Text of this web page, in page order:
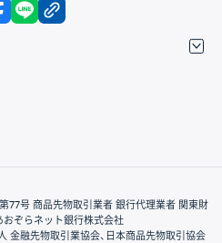
77号 商品先物取引業者 銀行代理業者 関東財
おぞらネット銀行株式会社
金融先物取引業協会、日本商品先物取引協会